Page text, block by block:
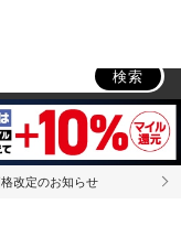
検索
改定のお知らせ